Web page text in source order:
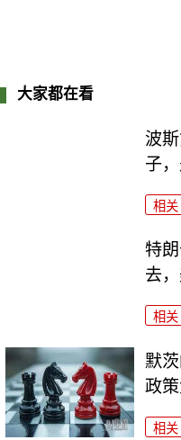
大家都在看
波
子
相关
特
去
相关
默
政策
相关